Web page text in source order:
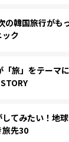
韓国旅行がも
ク
「旅」をテーマ
てみたい！地
旅先30